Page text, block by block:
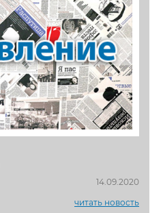
14.09.2020
читать новость